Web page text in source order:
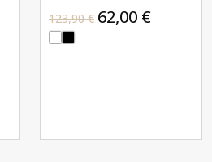
123,90 € 62,00 €